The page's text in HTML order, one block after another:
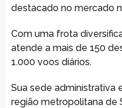
destacado no mercado
Com uma frota
atende a mais de 150
1.000 voos diários.
Sua sede administrativa
região metropolitana de